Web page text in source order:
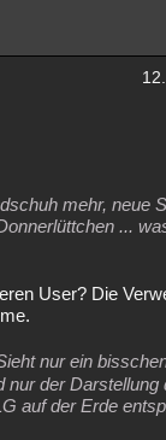
mehr, neue
...
User? Die
nur ein
nur der Darstellung
auf der Erde